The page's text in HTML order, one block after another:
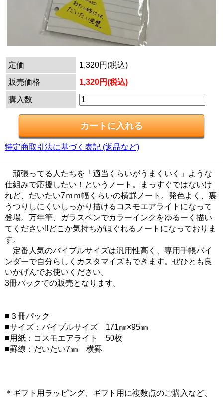
定価
1,320円(税込)
販売価格
1,320円(税込)
購入数
特定商取引法に基づく表記 (返品など)
頑張ってる人たちを「適当くらいがうまくいく」ような
仕組みで応援したい！というノート。まっすぐではないけ
れど、だいたい7ｍｍ幅くらいの横罫ノート。発色よく、裏
うつりしにくいしっかり描けるコスモエアライトになって
登場。万年筆、ガラスペンでカラーインクをゆるーく描い
てください‼どこか気持ちがほぐれるノートになっておりま
す。
定番人気のバイブルサイズは汎用性高く、専用手帳バイ
ンダーで自分らしくカスタマイズもできます。ぜひとも良
いかげんでお使いください。
3冊パックでの販売となります。
■３冊パック
■サイズ：バイブルサイズ 171㎜×95㎜
■用紙：コスモエアライト 50枚
■罫線：だいたい7㎜ 横罫
＊ギフト用ラッピング、ギフト用に複数点のご購入など、